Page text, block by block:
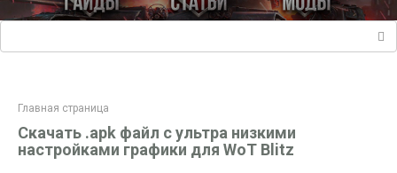
Главная страница
Скачать .apk файл с ультра низкими
настройками графики для WoT Blitz